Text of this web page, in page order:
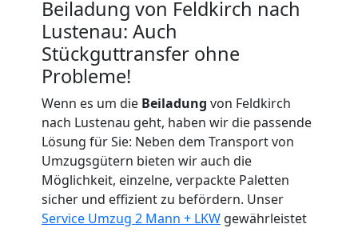
Beiladung von Feldkirch nach
Lustenau: Auch
Stückguttransfer ohne
Probleme!
Wenn es um die Beiladung von Feldkirch
nach Lustenau geht, haben wir die passende
Lösung für Sie: Neben dem Transport von
Umzugsgütern bieten wir auch die
Möglichkeit, einzelne, verpackte Paletten
sicher und effizient zu befördern. Unser
Service Umzug 2 Mann + LKW gewährleistet
Feldkirch
Kleiner
Umzug
Feldkirch